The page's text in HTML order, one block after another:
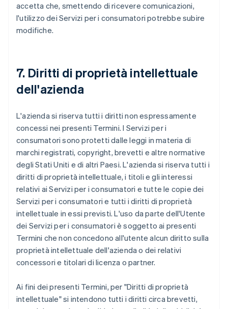
accetta che, smettendo di ricevere comunicazioni,
l'utilizzo dei Servizi per i consumatori potrebbe subire
modifiche.
7. Diritti di proprietà intellettuale
dell'azienda
L'azienda si riserva tutti i diritti non espressamente
concessi nei presenti Termini. I Servizi per i
consumatori sono protetti dalle leggi in materia di
marchi registrati, copyright, brevetti e altre normative
degli Stati Uniti e di altri Paesi. L'azienda si riserva tutti i
diritti di proprietà intellettuale, i titoli e gli interessi
relativi ai Servizi per i consumatori e tutte le copie dei
Servizi per i consumatori e tutti i diritti di proprietà
intellettuale in essi previsti. L'uso da parte dell'Utente
dei Servizi per i consumatori è soggetto ai presenti
Termini che non concedono all'utente alcun diritto sulla
proprietà intellettuale dell'azienda o dei relativi
concessori e titolari di licenza o partner.
Ai fini dei presenti Termini, per "Diritti di proprietà
intellettuale" si intendono tutti i diritti circa brevetti,